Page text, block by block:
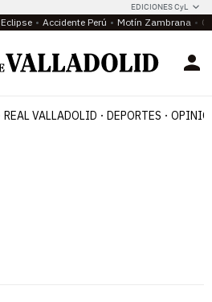
EDICIONES CyL
Eclipse Accidente Perú Motín Zambrana
REAL VALLADOLID DEPORTES